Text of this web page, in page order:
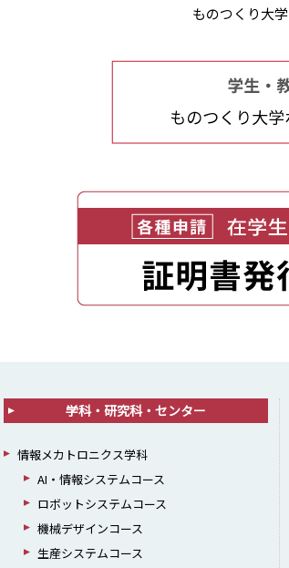
ものつくり大学
学科・研究科・センター
情報メカトロニクス学科
AI・情報システムコース
ロボットシステムコース
機械デザインコース
生産システムコース